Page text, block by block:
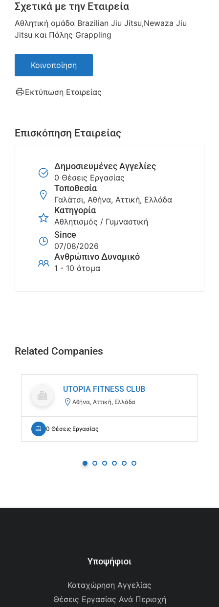
Σχετικά με την Εταιρεία
Αθλητική ομάδα Brazilian Jiu Jitsu,Newaza Jiu
Jitsu και Πάλης Grappling
Κοινοποίηση
Εκτύπωση Εταιρείας
Επισκόπηση Εταιρείας
Δημοσιευμένες Αγγελίες
0 Θέσεις Εργασίας
Τοποθεσία
Γαλάτσι, Αθήνα, Αττική, Ελλάδα
Κατηγορία
Αθλητισμός / Γυμναστική
Since
07/08/2026
Ανθρώπινο Δυναμικό
1 - 10 άτομα
Related Companies
UTOPIA FITNESS CLUB
Αθήνα, Αττική, Ελλάδα
0 Θέσεις Εργασίας
Υποψήφιοι
Καταχώρηση Αγγελίας
Θέσεις Εργασίας Ανά Περιοχή